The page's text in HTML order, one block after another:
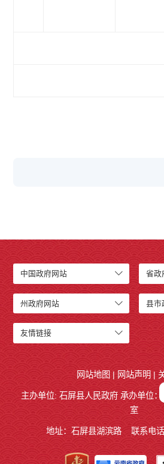
石屏
中国政府网站 省政
州政府网站 县市
友情链接
网站地图 | 网站声明 |
主办单位: 石屏县人民政府 承办单位：
室
地址：石屏县湖滨路 联系电